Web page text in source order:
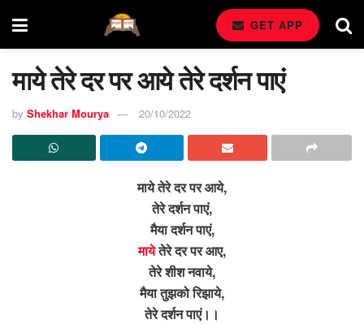
GET APP
माये तेरे दर पर आये तेरे दर्शन पाएं
by Shekhar Mourya 20/10/2022
माये तेरे दर पर आये,
तेरे दर्शन पाएं,
मैया दर्शन पाएं,
मायेतेरे दर पर आए,
तेरे शीश नवाये,
मैया तुझको रिझाये,
तेरे दर्शन पाएं।।